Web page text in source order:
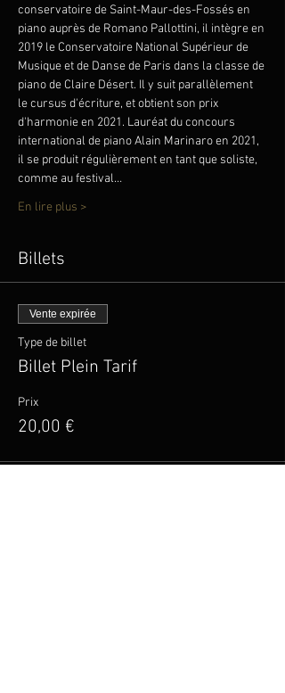
conservatoire de Saint-Maur-des-Fossés en
piano auprès de Romano Pallottini, il intègre en
2019 le Conservatoire National Supérieur de
Musique et de Danse de Paris dans la classe de
piano de Claire Désert. Il y suit parallèlement
le cursus d'écriture, et obtient son prix
d'harmonie en 2021. Lauréat du concours
international de piano Alain Marinaro en 2021,
il se produit régulièrement en tant que soliste,
comme au festival…
En lire plus >
Billets
Vente expirée
Type de billet
Billet Plein Tarif
Prix
20,00 €